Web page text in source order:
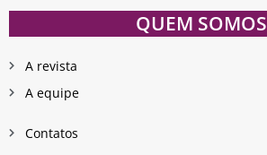
QUEM SOMOS
A revista
A equipe
Contatos